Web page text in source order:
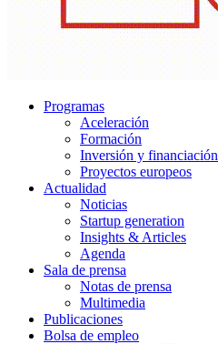
Programas
Aceleración
Formación
Inversión y financiación
Proyectos europeos
Actualidad
Noticias
Startup generation
Insights & Articles
Agenda
Sala de prensa
Notas de prensa
Multimedia
Publicaciones
Bolsa de empleo